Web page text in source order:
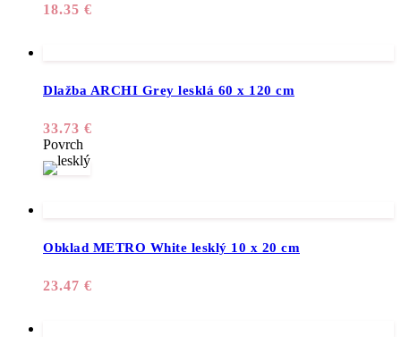
18.35 €
Dlažba ARCHI Grey lesklá 60 x 120 cm
33.73 €
Povrch
Obklad METRO White lesklý 10 x 20 cm
23.47 €